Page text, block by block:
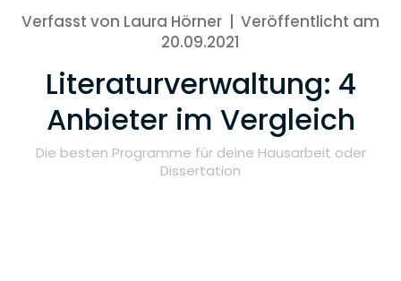
Verfasst von Laura Hörner | Veröffentlicht am
20.09.2021
Literaturverwaltung: 4
Anbieter im Vergleich
Die besten Programme für deine Hausarbeit oder
Dissertation